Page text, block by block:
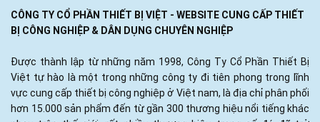
CÔNG TY CỔ PHẦN THIẾT BỊ VIỆT - WEBSITE CUNG CẤP THIẾT
BỊ CÔNG NGHIỆP & DÂN DỤNG CHUYÊN NGHIỆP
Được thành lập từ những năm 1998, Công Ty Cổ Phần Thiết Bị
Việt tự hào là một trong những công ty đi tiên phong trong lĩnh
vực cung cấp thiết bị công nghiệp ở Việt nam, là địa chỉ phân phối
hơn 15.000 sản phẩm đến từ gần 300 thương hiệu nổi tiếng khác